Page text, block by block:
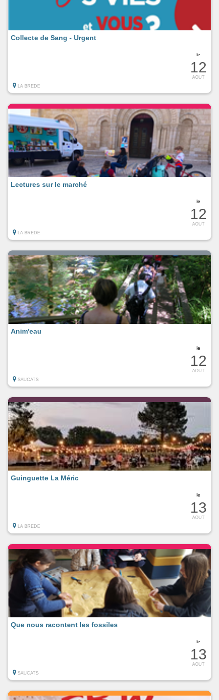
le
12
AOUT
Collecte de Sang - Urgent
LA BREDE
le
12
AOUT
Lectures sur le marché
LA BREDE
le
12
AOUT
Anim'eau
SAUCATS
le
13
AOUT
Guinguette La Méric
LA BREDE
le
13
AOUT
Que nous racontent les fossiles
SAUCATS